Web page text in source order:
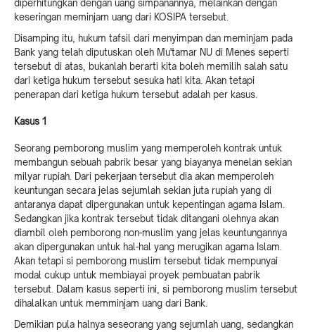
diperhitungkan dengan uang simpanannya, melainkan dengan
keseringan meminjam uang dari KOSIPA tersebut.
Disamping itu, hukum tafsil dari menyimpan dan meminjam pada
Bank yang telah diputuskan oleh Mu'tamar NU di Menes seperti
tersebut di atas, bukanlah berarti kita boleh memilih salah satu
dari ketiga hukum tersebut sesuka hati kita. Akan tetapi
penerapan dari ketiga hukum tersebut adalah per kasus.
Kasus 1
Seorang pemborong muslim yang memperoleh kontrak untuk
membangun sebuah pabrik besar yang biayanya menelan sekian
milyar rupiah. Dari pekerjaan tersebut dia akan memperoleh
keuntungan secara jelas sejumlah sekian juta rupiah yang di
antaranya dapat dipergunakan untuk kepentingan agama Islam.
Sedangkan jika kontrak tersebut tidak ditangani olehnya akan
diambil oleh pemborong non-muslim yang jelas keuntungannya
akan dipergunakan untuk hal-hal yang merugikan agama Islam.
Akan tetapi si pemborong muslim tersebut tidak mempunyai
modal cukup untuk membiayai proyek pembuatan pabrik
tersebut. Dalam kasus seperti ini, si pemborong muslim tersebut
dihalalkan untuk memminjam uang dari Bank.
Demikian pula halnya seseorang yang sejumlah uang, sedangkan